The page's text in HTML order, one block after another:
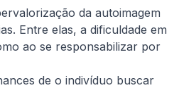
da autoimagem
Entre elas, a dificuldade em
ao se responsabilizar por
de o indivíduo buscar